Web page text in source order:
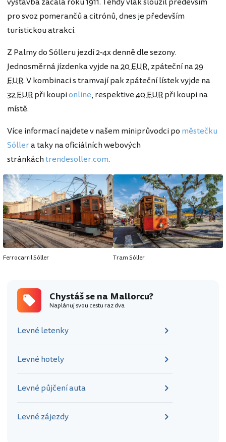
pro svoz pomerančů a citrónů, dnes je především
turistickou atrakcí.
Z Palmy do Sólleru jezdí 2-4x denně dle sezony.
Jednosměrná jízdenka vyjde na20 EUR, zpáteční na29
EUR. V kombinaci s tramvají pak zpáteční lístek vyjde na
32 EURpři koupionline, respektive40 EURpři koupi na
místě.
Více informací najdete v našem miniprůvodci po městečku
Sóllera taky na oficiálních webových
stránkáchtrendesoller.com.
Ferrocarril Sóller Tram Sóller
Chystáš se na Mallorcu?
Naplánuj svou cestu raz dva
Levné letenky
Levné hotely
Levné půjčení auta
Levné zájezdy